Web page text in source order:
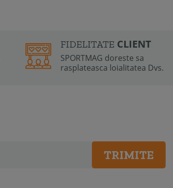
FIDELITATE CLIENT
SPORTMAG doreste sa
rasplateasca loialitatea Dvs.
TRIMITE